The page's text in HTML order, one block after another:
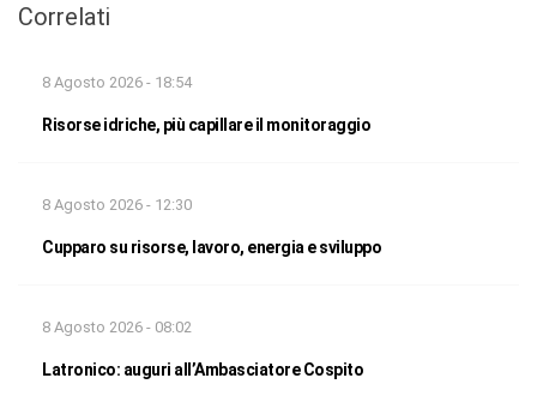
Correlati
8 Agosto 2026 - 18:54
Risorse idriche, più capillare il monitoraggio
8 Agosto 2026 - 12:30
Cupparo su risorse, lavoro, energia e sviluppo
8 Agosto 2026 - 08:02
Latronico: auguri all’Ambasciatore Cospito